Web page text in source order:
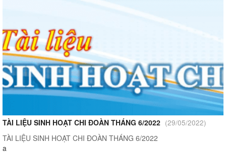
TÀI LIỆU SINH HOẠT CHI ĐOÀN THÁNG 6/2022 (29/05/2022)
TÀI LIỆU SINH HOẠT CHI ĐOÀN THÁNG 6/2022
a